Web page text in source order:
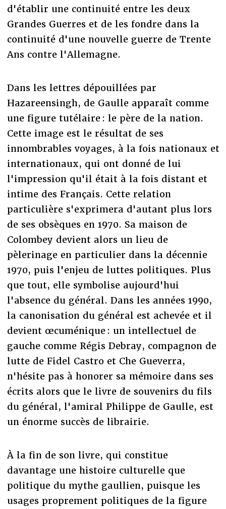
d'établir une continuité entre les deux
Grandes Guerres et de les fondre dans la
continuité d'une nouvelle guerre de Trente
Ans contre l'Allemagne.
Dans les lettres dépouillées par
Hazareensingh, de Gaulle apparaît comme
une figure tutélaire : le père de la nation.
Cette image est le résultat de ses
innombrables voyages, à la fois nationaux et
internationaux, qui ont donné de lui
l'impression qu'il était à la fois distant et
intime des Français. Cette relation
particulière s'exprimera d'autant plus lors
de ses obsèques en 1970. Sa maison de
Colombey devient alors un lieu de
pèlerinage en particulier dans la décennie
1970, puis l'enjeu de luttes politiques. Plus
que tout, elle symbolise aujourd'hui
l'absence du général. Dans les années 1990,
la canonisation du général est achevée et il
devient œcuménique : un intellectuel de
gauche comme Régis Debray, compagnon de
lutte de Fidel Castro et Che Gueverra,
n'hésite pas à honorer sa mémoire dans ses
écrits alors que le livre de souvenirs du fils
du général, l'amiral Philippe de Gaulle, est
un énorme succès de librairie.
À la fin de son livre, qui constitue
davantage une histoire culturelle que
politique du mythe gaullien, puisque les
usages proprement politiques de la figure